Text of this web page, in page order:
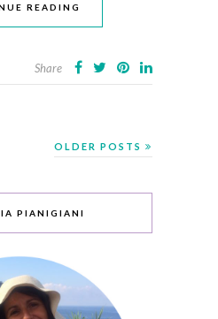
READING
Share
OLDER POSTS
PIANIGIANI